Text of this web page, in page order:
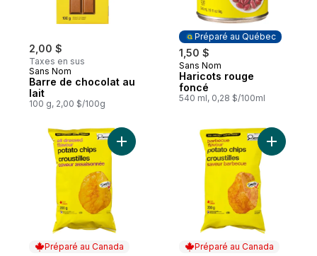
2,00 $
Taxes en sus
Sans Nom
Barre de chocolat au
lait
100 g, 2,00 $/100g
Préparé au Québec
1,50 $
Préparé au Québec
Sans Nom
Haricots rouge
foncé
540 ml, 0,28 $/100ml
Préparé au Canada
Ajouter Croustilles à saveur assaisonnée
Préparé au Canada
Ajouter